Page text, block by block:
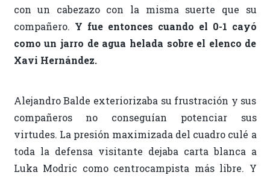
con un cabezazo con la misma suerte que su
compañero. Y fue entonces cuando el 0-1 cayó
como un jarro de agua helada sobre el elenco de
Xavi Hernández.
Alejandro Balde exteriorizaba su frustración y sus
compañeros no conseguían potenciar sus
virtudes. La presión maximizada del cuadro culé a
toda la defensa visitante dejaba carta blanca a
Luka Modric como centrocampista más libre. Y